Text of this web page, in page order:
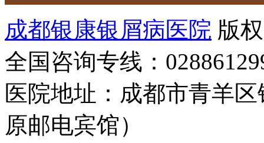
成都银康银屑病医院 版
全国咨询专线：
医院地址：成都市青羊
原邮电宾馆）